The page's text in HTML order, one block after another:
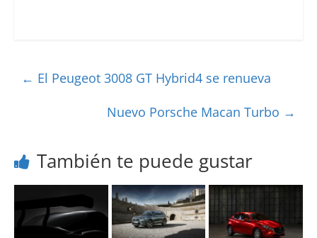
← El Peugeot 3008 GT Hybrid4 se renueva
Nuevo Porsche Macan Turbo →
También te puede gustar